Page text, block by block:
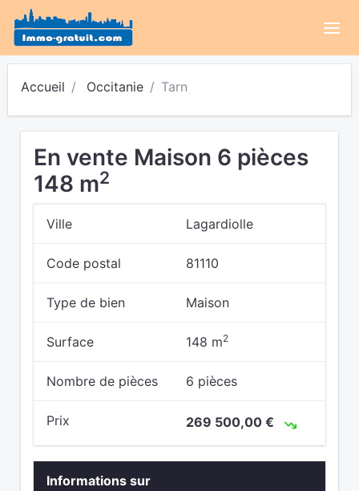
Accueil Occitanie Tarn
En vente Maison 6 pièces
148 m2
Ville Lagardiolle
Code postal 81110
Type de bien Maison
Surface 148 m2
Nombre de pièces 6 pièces
Prix 269 500,00 €
Informations sur